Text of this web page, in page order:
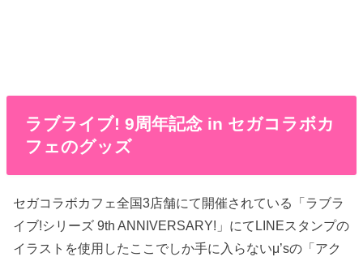
ラブライブ! 9周年記念 in セガコラボカ
フェのグッズ
セガコラボカフェ全国3店舗にて開催されている「ラブラ
イブ!シリーズ 9th ANNIVERSARY!」にてLINEスタンプの
イラストを使用したここでしか手に入らないμ’sの「アク